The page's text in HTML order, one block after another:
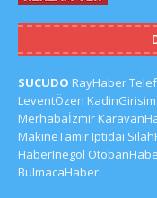
SUCUDO RayHaber
LeventÖzen KadinGirisim
Merhabaİzmir
MakineTamirIptidai
HaberInegol
BulmacaHaber